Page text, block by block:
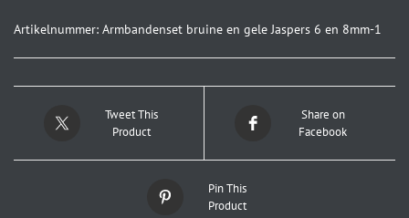
Artikelnummer: Armbandenset bruine en gele Jaspers 6 en 8mm-1
Tweet This
Product
Share on
Facebook
Pin This
Product